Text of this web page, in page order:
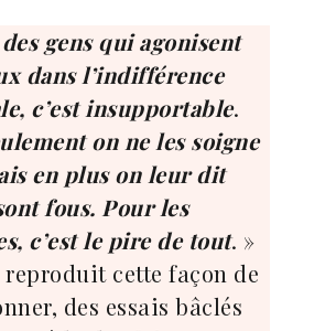
gens qui agonisent
dans l’indifférence
c’est insupportable.
on ne les soigne
en plus on leur dit
fous. Pour les
c’est le pire de tout. »
reproduit cette façon de
des essais bâclés